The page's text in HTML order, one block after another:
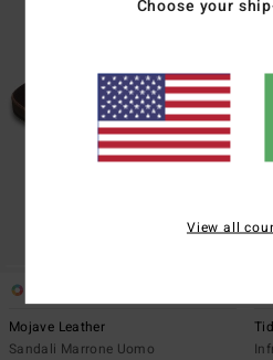
Mojave Leather
Sandali Marrone Uomo
Choose your
View all